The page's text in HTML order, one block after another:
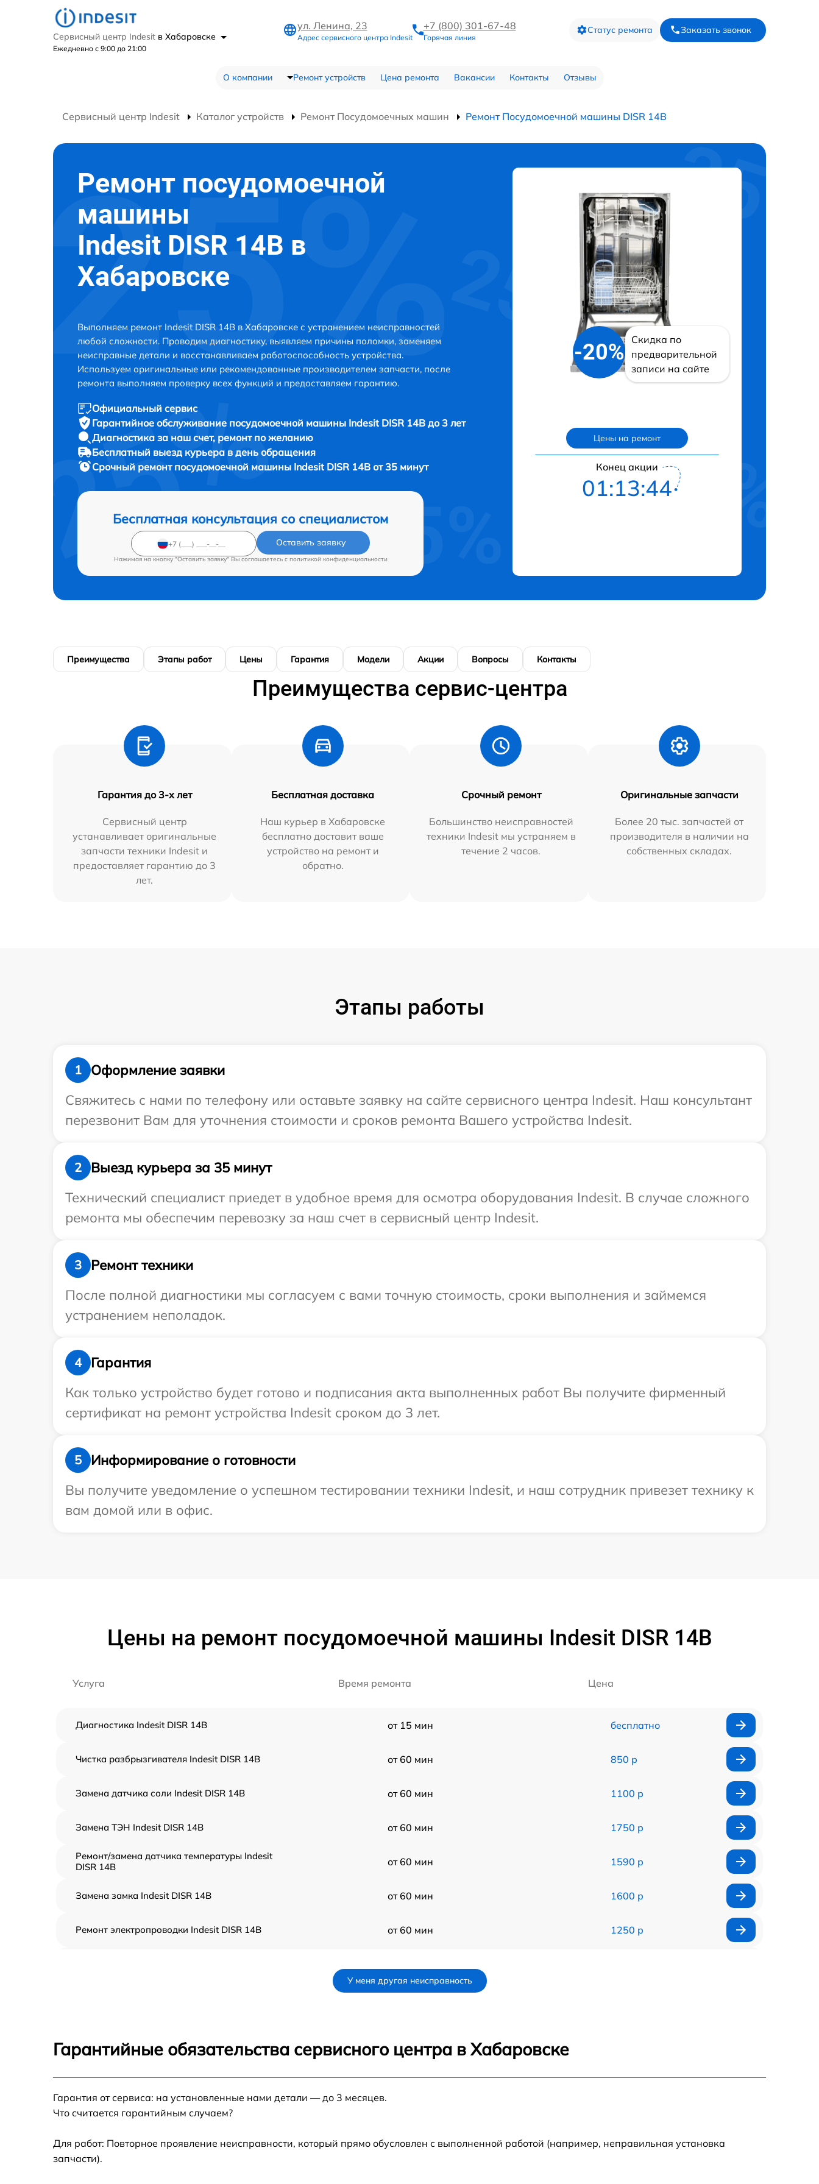
Сервисный центр Indesit в Хабаровске
Ежедневно с 9:00 до 21:00
ул. Ленина, 23
Адрес сервисного центра Indesit
+7 (800) 301-67-48
Горячая линия
Статус ремонта Заказать звонок
О компании Ремонт устройств Цена ремонта Вакансии Контакты Отзывы
Сервисный центр Indesit Каталог устройств Ремонт Посудомоечных машин Ремонт Посудомоечной машины DISR 14B
Ремонт посудомоечной
машины
Indesit DISR 14B в
Хабаровске
Выполняем ремонт Indesit DISR 14B в Хабаровске с устранением неисправностей
любой сложности. Проводим диагностику, выявляем причины поломки, заменяем
неисправные детали и восстанавливаем работоспособность устройства.
Используем оригинальные или рекомендованные производителем запчасти, после
ремонта выполняем проверку всех функций и предоставляем гарантию.
Официальный сервис
Гарантийное обслуживание посудомоечной машины Indesit DISR 14B до 3 лет
Диагностика за наш счет, ремонт по желанию
Бесплатный выезд курьера в день обращения
Срочный ремонт посудомоечной машины Indesit DISR 14B от 35 минут
Бесплатная консультация со специалистом
Оставить заявку
Нажимая на кнопку "Оставить заявку" Вы соглашаетесь c политикой конфиденциальности
-20%
Скидка по
предварительной
записи на сайте
Цены на ремонт
Конец акции
01:13:43
Преимущества Этапы работ Цены Гарантия Модели Акции Вопросы Контакты
Преимущества сервис-центра
Гарантия до 3-х лет
Сервисный центр
устанавливает оригинальные
запчасти техники Indesit и
предоставляет гарантию до 3
лет.
Бесплатная доставка
Наш курьер в Хабаровске
бесплатно доставит ваше
устройство на ремонт и
обратно.
Срочный ремонт
Большинство неисправностей
техники Indesit мы устраняем в
течение 2 часов.
Оригинальные запчасти
Более 20 тыс. запчастей от
производителя в наличии на
собственных складах.
Этапы работы
1
Оформление заявки
Свяжитесь с нами по телефону или оставьте заявку на сайте сервисного центра Indesit. Наш консультант
перезвонит Вам для уточнения стоимости и сроков ремонта Вашего устройства Indesit.
2
Выезд курьера за 35 минут
Технический специалист приедет в удобное время для осмотра оборудования Indesit. В случае сложного
ремонта мы обеспечим перевозку за наш счет в сервисный центр Indesit.
3
Ремонт техники
После полной диагностики мы согласуем с вами точную стоимость, сроки выполнения и займемся
устранением неполадок.
4
Гарантия
Как только устройство будет готово и подписания акта выполненных работ Вы получите фирменный
сертификат на ремонт устройства Indesit сроком до 3 лет.
5
Информирование о готовности
Вы получите уведомление о успешном тестировании техники Indesit, и наш сотрудник привезет технику к
вам домой или в офис.
Цены на ремонт посудомоечной машины Indesit DISR 14B
Услуга Время ремонта Цена
Диагностика Indesit DISR 14B от 15 мин бесплатно
Чистка разбрызгивателя Indesit DISR 14B от 60 мин 850 р
Замена датчика соли Indesit DISR 14B от 60 мин 1100 р
Замена ТЭН Indesit DISR 14B от 60 мин 1750 р
Ремонт/замена датчика температуры Indesit
DISR 14B
от 60 мин 1590 р
Замена замка Indesit DISR 14B от 60 мин 1600 р
Ремонт электропроводки Indesit DISR 14B от 60 мин 1250 р
Замена панели управления Indesit DISR 14B
У меня другая неисправность
Гарантийные обязательства сервисного центра в Хабаровске
Гарантия от сервиса: на установленные нами детали — до 3 месяцев.
Что считается гарантийным случаем?
Для работ: Повторное проявление неисправности, который прямо обусловлен с выполненной работой (например, неправильная установка
запчасти).